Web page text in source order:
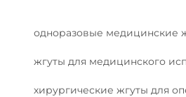
одноразовые медицинские
жгуты для медицинского
хирургические жгуты для